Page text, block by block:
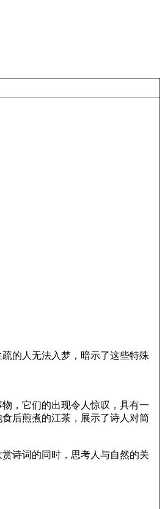
的人无法入梦，暗示了这些特殊
，它们的出现令人惊叹，具有一
后煎煮的江茶，展示了诗人对简
诗词的同时，思考人与自然的关